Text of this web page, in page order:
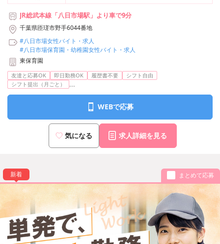
JR総武本線「八日市場駅」より車で9分
千葉県匝瑳市野手6044番地
#八日市場女性バイト・求人
#八日市場保育園・幼稚園女性バイト・求人
東保育園
友達と応募OK 即日勤務OK 履歴書不要
シフト自由
シフト提出（月ごと）
...
WEBで応募
気になる 求人詳細を見る
新着 まとめて応募